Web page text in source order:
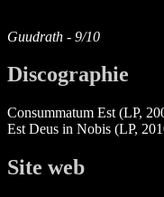
Guudrath - 9/10
Discographie
Consummatum Est (LP,
Est Deus in Nobis (LP,
Site web